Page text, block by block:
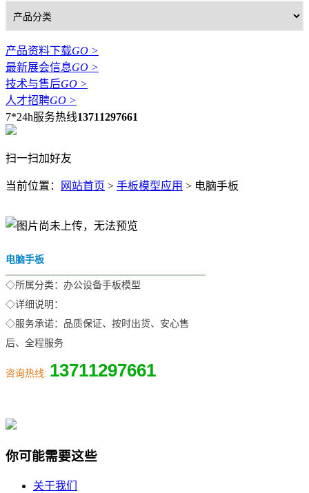
产品资料下载GO >
最新展会信息GO >
技术与售后GO >
人才招聘GO >
7*24h服务热线13711297661
扫一扫加好友
当前位置： 网站首页 > 手板模型应用 > 电脑手板
电脑手板
◇所属分类：办公设备手板模型
◇详细说明：
◇服务承诺：品质保证、按时出货、安心售
后、全程服务
咨询热线: 13711297661
你可能需要这些
关于我们